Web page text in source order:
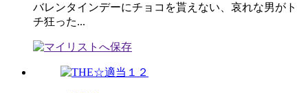
バレンタインデーにチョコを貰えない、哀れな男がト
チ狂った...